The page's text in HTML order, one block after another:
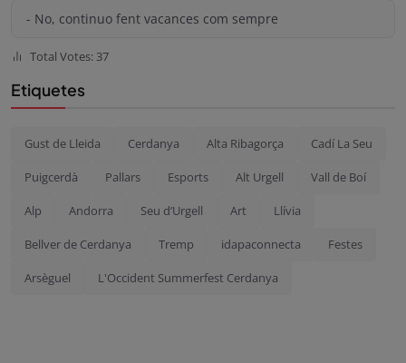
- No, continuo fent vacances com sempre
Total Votes: 37
Etiquetes
Gust de Lleida Cerdanya Alta Ribagorça Cadí La Seu
Puigcerdà Pallars Esports Alt Urgell Vall de Boí
Alp Andorra Seu d’Urgell Art Llívia
Bellver de Cerdanya Tremp idapaconnecta Festes
Arsèguel L'Occident Summerfest Cerdanya